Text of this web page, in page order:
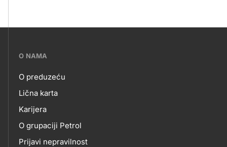
???
skupno.footer-
title???
O NAMA
O
NAMA
O preduzeću
Lična karta
Karijera
O grupaciji Petrol
Prijavi nepravilnost